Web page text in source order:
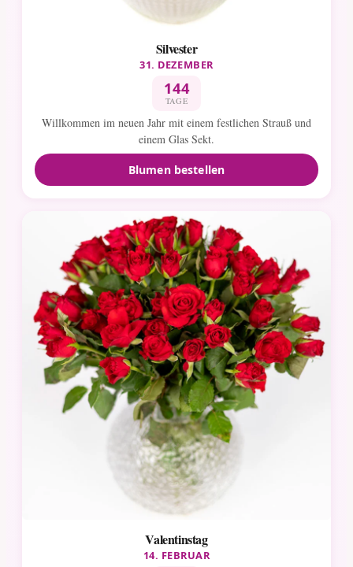
Silvester
31. DEZEMBER
144
TAGE
Willkommen im neuen Jahr mit einem festlichen Strauß und
einem Glas Sekt.
Blumen bestellen
Valentinstag
14. FEBRUAR